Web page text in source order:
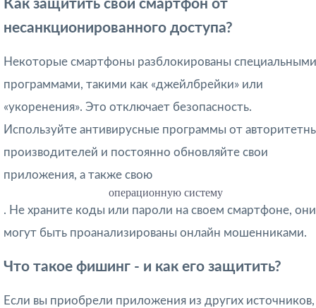
Как защитить свой смартфон от
несанкционированного доступа?
Некоторые смартфоны разблокированы специальными
программами, такими как «джейлбрейки» или
«укоренения». Это отключает безопасность.
Используйте антивирусные программы от
производителей и постоянно обновляйте свои
приложения, а также свою
операционную систему
. Не храните коды или пароли на своем смартфоне, они
могут быть проанализированы онлайн мошенниками.
Что такое фишинг - и как его защитить?
Если вы приобрели приложения из других источников,